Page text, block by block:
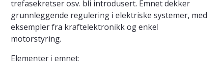
trefasekretser osv. bli introdusert. Emnet dekker
grunnleggende regulering i elektriske systemer, med
eksempler fra kraftelektronikk og enkel
motorstyring.
Elementer i emnet: